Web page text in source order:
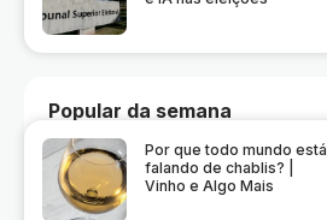
Popular da semana
Por que todo mundo está
falando de chablis? |
Vinho e Algo Mais